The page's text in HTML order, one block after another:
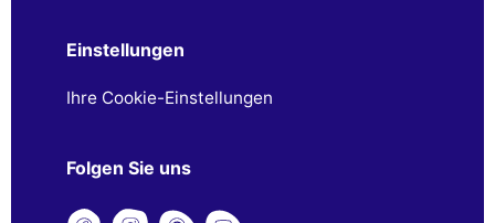
Einstellungen
Ihre Cookie-Einstellungen
Folgen Sie uns